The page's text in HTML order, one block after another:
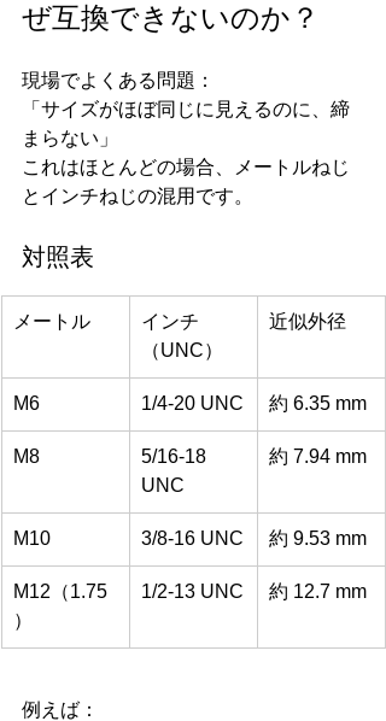
ぜ互換できないのか？
現場でよくある問題：
「サイズがほぼ同じに見えるのに、締
まらない」
これはほとんどの場合、メートルねじ
とインチねじの混用です。
対照表
メートル
インチ
（UNC）
近似外径
M6 1/4-20 UNC 約 6.35 mm
M8
5/16-18
UNC
約 7.94 mm
M10 3/8-16 UNC 約 9.53 mm
M12（1.75
）
1/2-13 UNC 約 12.7 mm
例えば：